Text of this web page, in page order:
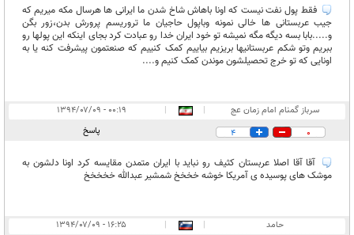
فقط پول نفت نیست که اونا باهاش شاخ شدن ما ایرانی ها هرسال مکه میریم که
جیب عربستانی ها خالی نمونه وباپول حاجیان ما تروریسم پرورش بدن،زور بگن
و.....بابا بسه دیگه مگه نمیشه تو خود ایران خدا رو عبادت کرد بجای اینکه این پولها رو
ببریم وتو شکم عربستانیها بریزیم بیاییم کمک کنییم که صنعتمون پیشرفت کنه یا به
اونایی که تو خرج تحصیلشون موندن کمک کنیم و....
سرباز گمنام امام زمان عج |
|
۰۰:۱۹ - ۱۳۹۴/۰۷/۰۹
0
4 پاسخ
آقا آقا اصلا عربستان کثیف رو نباید با ایران متمدن مقایسه کرد اونا دلشون به
موشک های پوسیده ی آمریکا خوشه خخخخ شمشیر عبدالله خخخخخ
حامد |
|
۱۶:۲۵ - ۱۳۹۴/۰۷/۰۹